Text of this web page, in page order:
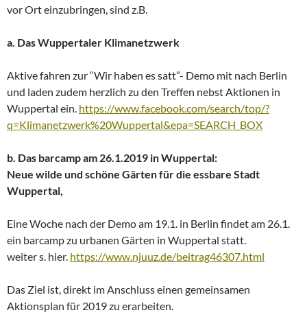
vor Ort einzubringen, sind z.B.
a. Das Wuppertaler Klimanetzwerk
Aktive fahren zur “Wir haben es satt”- Demo mit nach Berlin
und laden zudem herzlich zu den Treffen nebst Aktionen in
Wuppertal ein. https://www.facebook.com/search/top/?
q=Klimanetzwerk%20Wuppertal&epa=SEARCH_BOX
b. Das barcamp am 26.1.2019 in Wuppertal:
Neue wilde und schöne Gärten für die essbare Stadt
Wuppertal,
Eine Woche nach der Demo am 19.1. in Berlin findet am 26.1.
ein barcamp zu urbanen Gärten in Wuppertal statt.
weiter s. hier. https://www.njuuz.de/beitrag46307.html
Das Ziel ist, direkt im Anschluss einen gemeinsamen
Aktionsplan für 2019 zu erarbeiten.